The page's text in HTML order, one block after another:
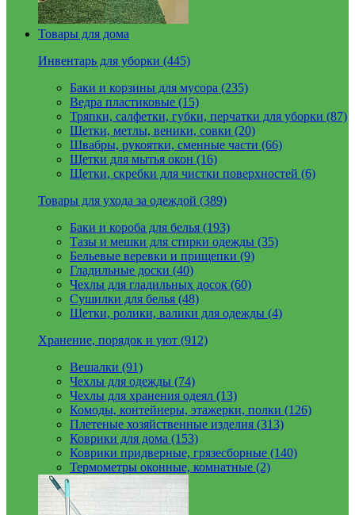
Товары для дома
Инвентарь для уборки (445)
Баки и корзины для мусора (235)
Ведра пластиковые (15)
Тряпки, салфетки, губки, перчатки для уборки (87)
Щетки, метлы, веники, совки (20)
Швабры, рукоятки, сменные части (66)
Щетки для мытья окон (16)
Щетки, скребки для чистки поверхностей (6)
Товары для ухода за одеждой (389)
Баки и короба для белья (193)
Тазы и мешки для стирки одежды (35)
Бельевые веревки и прищепки (9)
Гладильные доски (40)
Чехлы для гладильных досок (60)
Сушилки для белья (48)
Щетки, ролики, валики для одежды (4)
Хранение, порядок и уют (912)
Вешалки (91)
Чехлы для одежды (74)
Чехлы для хранения одеял (13)
Комоды, контейнеры, этажерки, полки (126)
Плетеные хозяйственные изделия (313)
Коврики для дома (153)
Коврики придверные, грязесборные (140)
Термометры оконные, комнатные (2)